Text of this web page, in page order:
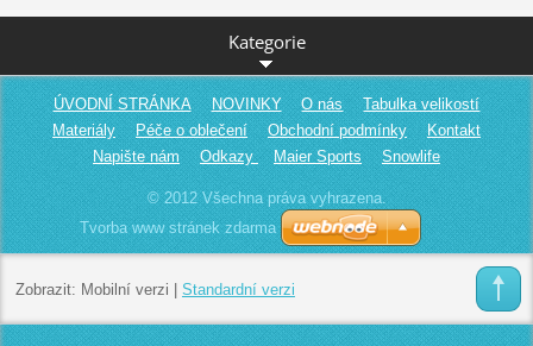
Kategorie
ÚVODNÍ STRÁNKA NOVINKY O nás
Tabulka velikostí
Materiály
Péče o oblečení Obchodní podmínky
Kontakt
Napište nám
Odkazy Maier Sports Snowlife
© 2012 Všechna práva vyhrazena.
Tvorba www stránek zdarma
Zobrazit: Mobilní verzi Standardní verzi